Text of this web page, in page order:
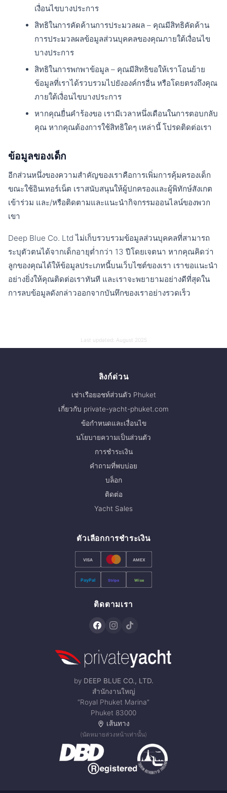
เงื่อนไขบางประการ
สิทธิในการคัดค้านการประมวลผล – คุณมีสิทธิคัดค้าน
การประมวลผลข้อมูลส่วนบุคคลของคุณภายใต้เงื่อนไข
บางประการ
สิทธิในการพกพาข้อมูล – คุณมีสิทธิขอให้เราโอนย้าย
ข้อมูลที่เราได้รวบรวมไปยังองค์กรอื่น หรือโดยตรงถึงคุณ
ภายใต้เงื่อนไขบางประการ
หากคุณยื่นคำร้องขอ เรามีเวลาหนึ่งเดือนในการตอบกลับ
คุณ หากคุณต้องการใช้สิทธิใดๆ เหล่านี้ โปรดติดต่อเรา
ข้อมูลของเด็ก
อีกส่วนหนึ่งของความสำคัญของเราคือการเพิ่มการคุ้มครองเด็ก
ขณะใช้อินเทอร์เน็ต เราสนับสนุนให้ผู้ปกครองและผู้พิทักษ์สังเกต
เข้าร่วม และ/หรือติดตามและแนะนำกิจกรรมออนไลน์ของพวก
เขา
Deep Blue Co. Ltd ไม่เก็บรวบรวมข้อมูลส่วนบุคคลที่สามารถ
ระบุตัวตนได้จากเด็กอายุต่ำกว่า 13 ปีโดยเจตนา หากคุณคิดว่า
ลูกของคุณได้ให้ข้อมูลประเภทนี้บนเว็บไซต์ของเรา เราขอแนะนำ
อย่างยิ่งให้คุณติดต่อเราทันที และเราจะพยายามอย่างดีที่สุดใน
การลบข้อมูลดังกล่าวออกจากบันทึกของเราอย่างรวดเร็ว
Last updated: August 2025
ลิงก์ด่วน
เช่าเรือยอชท์ส่วนตัว Phuket
เกี่ยวกับ private-yacht-phuket.com
ข้อกำหนดและเงื่อนไข
นโยบายความเป็นส่วนตัว
การชำระเงิน
คำถามที่พบบ่อย
บล็อก
ติดต่อ
Yacht Sales
ตัวเลือกการชำระเงิน
VISA AMEX
PayPal Stripe Wise
ติดตามเรา
by DEEP BLUE CO., LTD.
สำนักงานใหญ่
“Royal Phuket Marina”
Phuket 83000
เส้นทาง
(นัดหมายล่วงหน้าเท่านั้น)